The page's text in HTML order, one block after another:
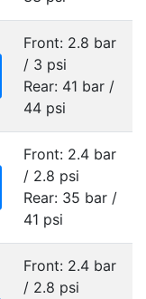
Front: 2.8 bar
/ 3 psi
Rear: 41 bar /
44 psi
Front: 2.4 bar
/ 2.8 psi
Rear: 35 bar /
41 psi
Front: 2.4 bar
/ 2.8 psi